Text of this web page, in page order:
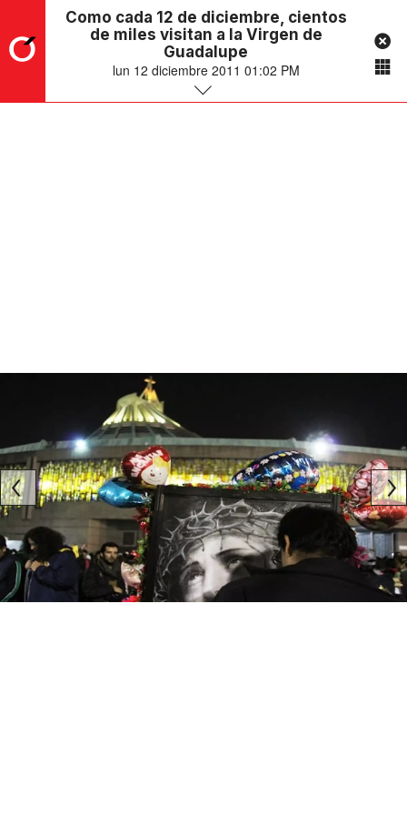
Como cada 12 de diciembre, cientos
de miles visitan a la Virgen de
Guadalupe
lun 12 diciembre 2011 01:02 PM